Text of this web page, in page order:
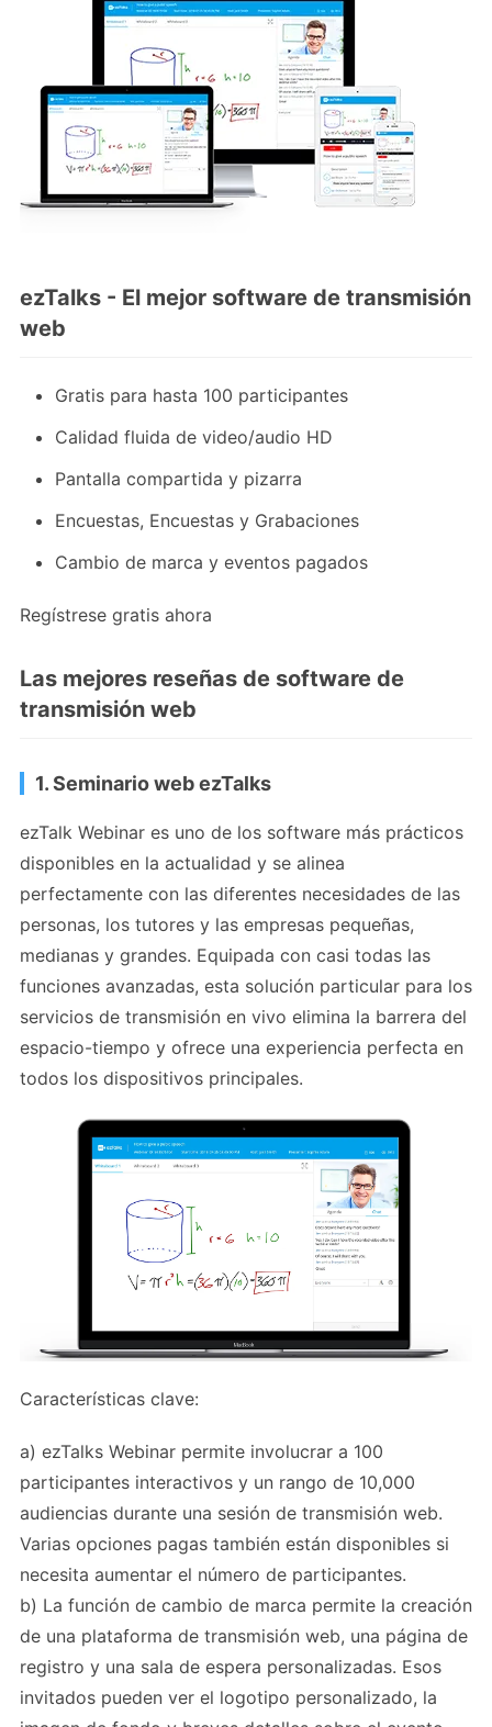
ezTalks - El mejor software de transmisión
web
Gratis para hasta 100 participantes
Calidad fluida de video/audio HD
Pantalla compartida y pizarra
Encuestas, Encuestas y Grabaciones
Cambio de marca y eventos pagados
Regístrese gratis ahora
Las mejores reseñas de software de
transmisión web
1. Seminario web ezTalks
ezTalk Webinar es uno de los software más prácticos
disponibles en la actualidad y se alinea
perfectamente con las diferentes necesidades de las
personas, los tutores y las empresas pequeñas,
medianas y grandes. Equipada con casi todas las
funciones avanzadas, esta solución particular para los
servicios de transmisión en vivo elimina la barrera del
espacio-tiempo y ofrece una experiencia perfecta en
todos los dispositivos principales.
Características clave:
a) ezTalks Webinar permite involucrar a 100
participantes interactivos y un rango de 10,000
audiencias durante una sesión de transmisión web.
Varias opciones pagas también están disponibles si
necesita aumentar el número de participantes.
b) La función de cambio de marca permite la creación
de una plataforma de transmisión web, una página de
registro y una sala de espera personalizadas. Esos
invitados pueden ver el logotipo personalizado, la